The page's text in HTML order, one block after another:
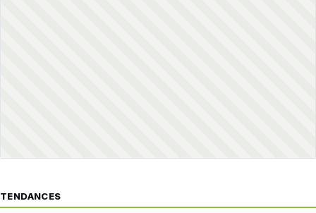
TENDANCES